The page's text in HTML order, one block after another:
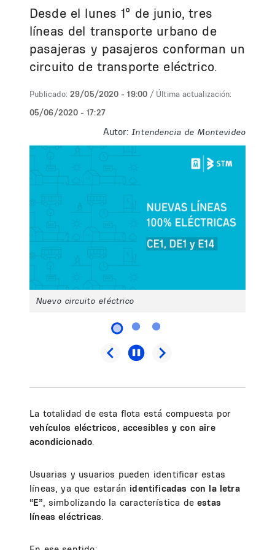
Desde el lunes 1° de junio, tres
líneas del transporte urbano de
pasajeras y pasajeros conforman un
circuito de transporte eléctrico.
Publicado: 29/05/2020 - 19:00 / Última actualización:
05/06/2020 - 17:27
Autor: Intendencia de Montevideo
Nuevo circuito eléctrico
La totalidad de esta flota está compuesta por
vehículos eléctricos, accesibles y con aire
acondicionado.
Usuarias y usuarios pueden identificar estas
líneas, ya que estarán identificadas con la letra
“E”, simbolizando la característica deestas
líneas eléctricas.